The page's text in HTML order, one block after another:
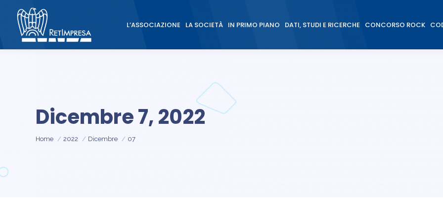
L’ASSOCIAZIONE LA SOCIETÀ IN PRIMO PIANO DATI, STUDI E RICERCHE CONCORSO ROCK
Dicembre 7, 2022
Tu sei qui:
Home 2022 Dicembre 07
L’ASSOCIAZIONE LA SOCIETÀ IN PRIMO PIANO DATI, STUDI E RICERCHE CONCORSO ROCK